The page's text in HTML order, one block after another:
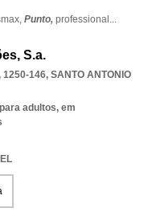
Punto, professional ...
S.a.
1250-146, SANTO ANTONIO
adultos, em